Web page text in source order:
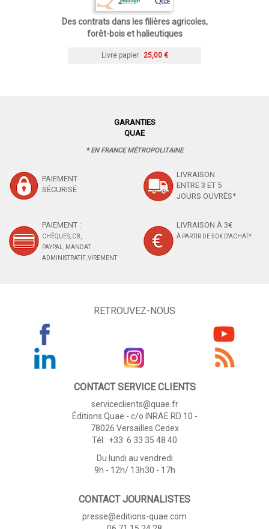
Des contrats dans les filières agricoles,
forêt-bois et halieutiques
Livre papier 25,00 €
GARANTIES
QUAE
* EN FRANCE MÉTROPOLITAINE
PAIEMENT
SÉCURISÉ
LIVRAISON
ENTRE 3 ET 5
JOURS OUVRÉS*
PAIEMENT :
CHÈQUES, CB,
PAYPAL, MANDAT
ADMINISTRATIF, VIREMENT
LIVRAISON À 3€
À PARTIR DE 50 € D'ACHAT*
RETROUVEZ-NOUS
CONTACT SERVICE CLIENTS
serviceclients@quae.fr
Éditions Quae - c/o INRAE RD 10 -
78026 Versailles Cedex
Tél : +33 6 33 35 48 40
Du lundi au vendredi
9h - 12h/ 13h30 - 17h
CONTACT JOURNALISTES
presse@editions-quae.com